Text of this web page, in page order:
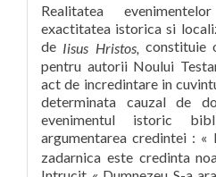
Realitatea
exactitatea istorica si
de Iisus Hristos,constituie
pentru autorii Noului
act de incredintare in
determinata cauzal de
evenimentul istoric
argumentarea credintei : «
zadarnica este credinta